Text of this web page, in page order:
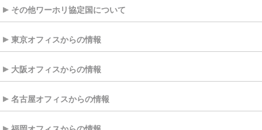
その他ワーホリ協定国について
東京オフィスからの情報
大阪オフィスからの情報
名古屋オフィスからの情報